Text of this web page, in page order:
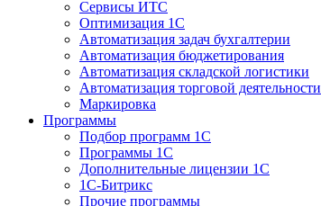
Сервисы ИТС
Оптимизация 1С
Автоматизация задач бухгалтерии
Автоматизация бюджетирования
Автоматизация складской логистики
Автоматизация торговой деятельности
Маркировка
Программы
Подбор программ 1С
Программы 1С
Дополнительные лицензии 1С
1С-Битрикс
Прочие программы